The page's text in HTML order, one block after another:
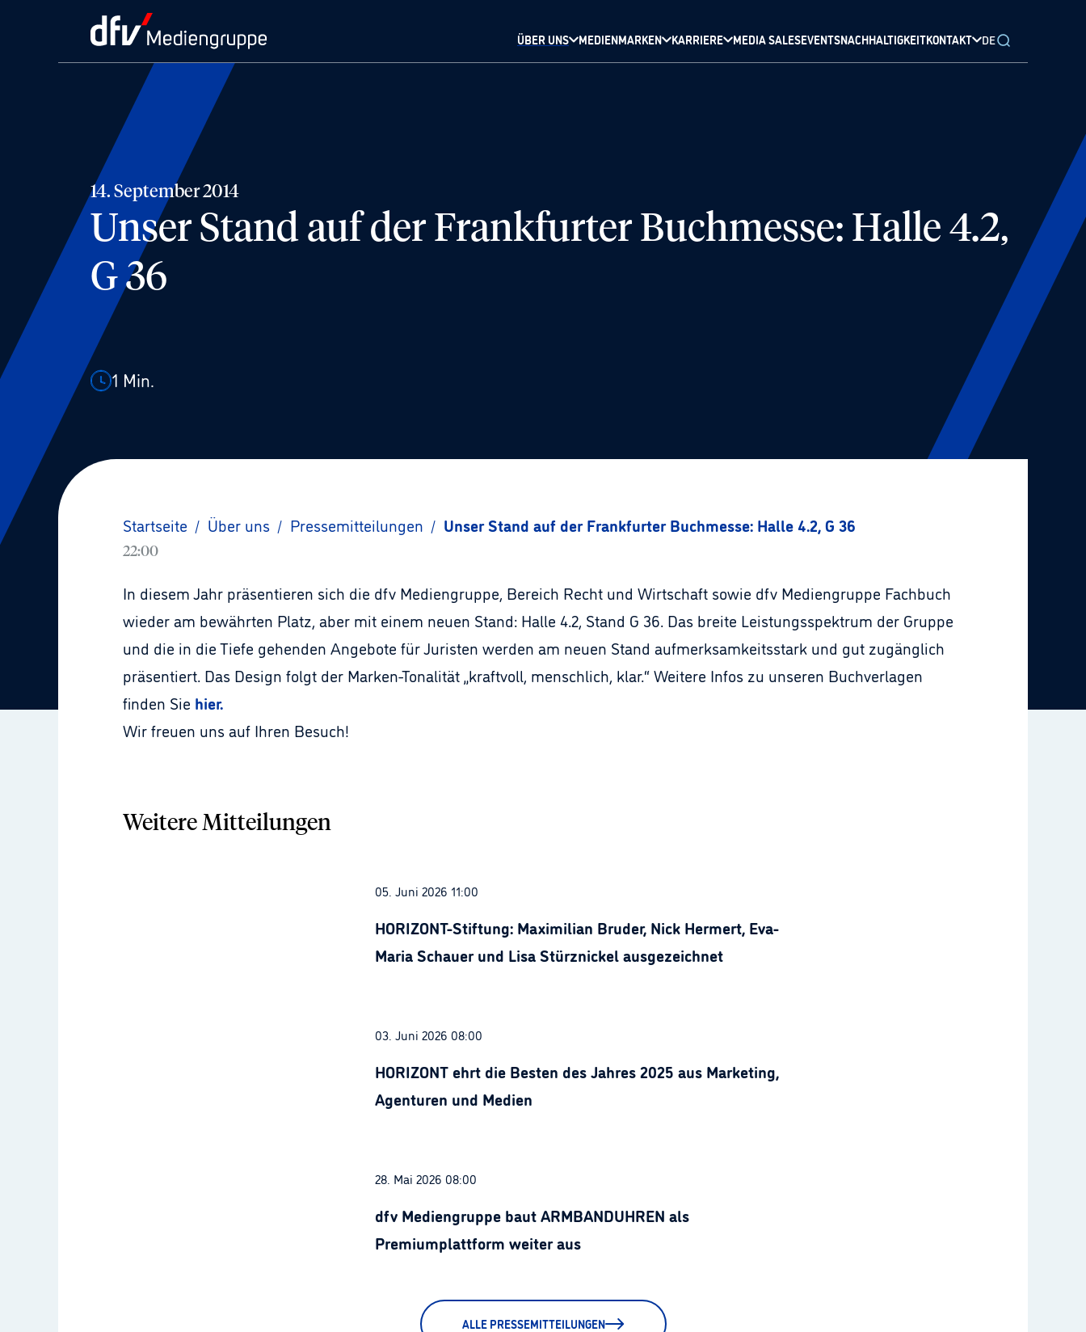
ÜBER UNS MEDIENMARKEN KARRIERE MEDIA SALESEVENTSNACHHALTIGKEITKONTAKT DE
14. September 2014
Unser Stand auf der Frankfurter Buchmesse: Halle 4.2,
G 36
1 Min.
Startseite / Über uns / Pressemitteilungen / Unser Stand auf der Frankfurter Buchmesse: Halle 4.2, G 36
22:00
In diesem Jahr präsentieren sich die dfv Mediengruppe, Bereich Recht und Wirtschaft sowie dfv Mediengruppe Fachbuch
wieder am bewährten Platz, aber mit einem neuen Stand: Halle 4.2, Stand G 36. Das breite Leistungsspektrum der Gruppe
und die in die Tiefe gehenden Angebote für Juristen werden am neuen Stand aufmerksamkeitsstark und gut zugänglich
präsentiert. Das Design folgt der Marken-Tonalität „kraftvoll, menschlich, klar.“ Weitere Infos zu unseren Buchverlagen
finden Sie hier.
Wir freuen uns auf Ihren Besuch!
Weitere Mitteilungen
05. Juni 2026 11:00
HORIZONT-Stiftung: Maximilian Bruder, Nick Hermert, Eva-
Maria Schauer und Lisa Stürznickel ausgezeichnet
03. Juni 2026 08:00
HORIZONT ehrt die Besten des Jahres 2025 aus Marketing,
Agenturen und Medien
28. Mai 2026 08:00
dfv Mediengruppe baut ARMBANDUHREN als
Premiumplattform weiter aus
ALLE PRESSEMITTEILUNGEN